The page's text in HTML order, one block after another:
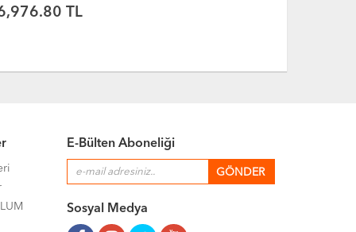
E-Bülten Aboneliği
Sosyal Medya